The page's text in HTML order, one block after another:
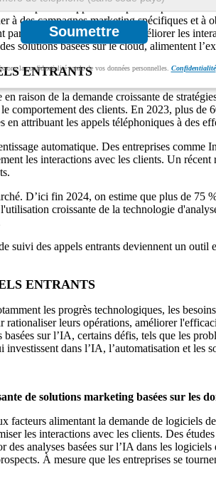
Soumettre
la confidentialité totale de vos données personnelles. Confidentialité
s’appuient de plus en plus sur
des campagnes marketing spécifiques et
de la technologie pour améliorer les
solutions basées sur le cloud, alimentent
ENTRANTS
raison de la demande croissante de
comportement des clients. En 2023, plus
attribuant les appels téléphoniques à des
automatique. Des entreprises
les interactions avec les clients. Un
D’ici fin 2024, on estime que plus de 75
croissante de la technologie
suivi des appels entrants deviennent un
ENTRANTS
les progrès technologiques, les
rationaliser leurs opérations, améliorer
sur l’IA, certains défis, tels que les
dans l’IA, l’automatisation et les
de solutions marketing basées sur les
facteurs alimentant la demande de logiciels
les interactions avec les clients. Des
analyses basées sur l’IA dans les
À mesure que les entreprises se